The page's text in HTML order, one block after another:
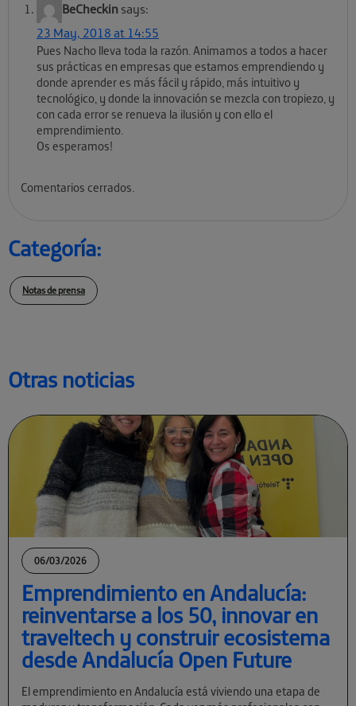
Otras noticias
06/03/2026
Emprendimiento en Andalucía:
reinventarse a los 50, innovar en
traveltech y construir ecosistema
desde Andalucía Open Future
El emprendimiento en Andalucía está viviendo una etapa de
BeCheckin says:
23 May, 2018 at 14:55
Pues Nacho lleva toda la razón. Animamos a todos a hacer
sus prácticas en empresas que estamos emprendiendo y
donde aprender es más fácil y rápido, más intuitivo y
tecnológico, y donde la innovación se mezcla con tropiezo, y
con cada error se renueva la ilusión y con ello el
emprendimiento.
Os esperamos!
Comentarios cerrados.
Categoría:
Notas de prensa